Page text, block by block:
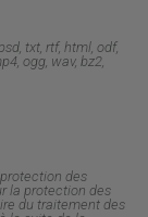
txt, rtf, html, odf,
ogg, wav, bz2,
des
la protection des
du traitement des